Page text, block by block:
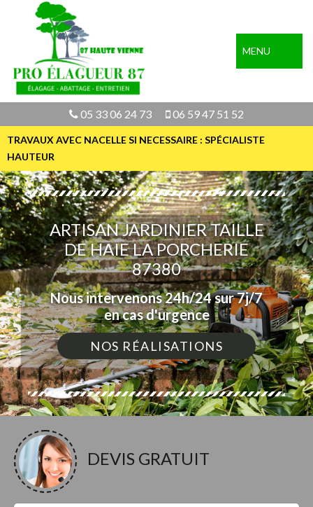
MENU
05 33 06 24 73 06 59 47 51 52
TRAVAUX AVEC NACELLE SI NECESSAIRE : SPÉCIALISTE
HAUTEUR
ARTISAN JARDINIER TAILLE
DE HAIE LA PORCHERIE
87380
Nous intervenons 24h/24 sur 7j/7
en cas d'urgence
NOS RÉALISATIONS
DEVIS GRATUIT